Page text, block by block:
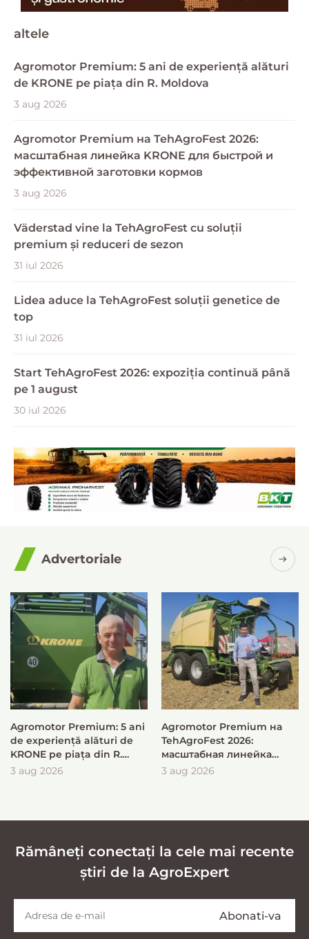
altele
Agromotor Premium: 5 ani de experiență alături
de KRONE pe piața din R. Moldova
3 aug 2026
Agromotor Premium на TehAgroFest 2026:
масштабная линейка KRONE для быстрой и
эффективной заготовки кормов
3 aug 2026
Väderstad vine la TehAgroFest cu soluții
premium și reduceri de sezon
31 iul 2026
Lidea aduce la TehAgroFest soluții genetice de
top
31 iul 2026
Start TehAgroFest 2026: expoziția continuă până
pe 1 august
30 iul 2026
Advertoriale
Agromotor Premium: 5 ani
de experiență alături de
KRONE pe piața din R.
Moldova
3 aug 2026
Agromotor Premium на
TehAgroFest 2026:
масштабная линейка
KRONE для быстрой и
3 aug 2026
Rămâneți conectați la cele mai recente
știri de la AgroExpert